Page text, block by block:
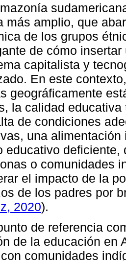
más amplio, que
de los grupos
de cómo
capitalista y
En este
geográficamente
la calidad
de condiciones
una
educativo
o comunidades
el impacto de la
de los padres por
2020).
de referencia
de la educación en
comunidades